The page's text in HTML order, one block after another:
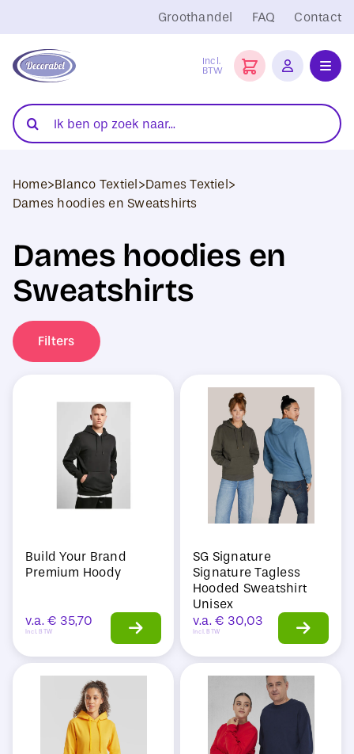
naar
inhoud
Groothandel FAQ Contact
Incl.
BTW
Folies
Transferpersen
Blanco Textiel
DTF Transfers
Zoeken
naar:
Home>Blanco Textiel>Dames Textiel>
Dames hoodies en Sweatshirts
Dames hoodies en
Sweatshirts
Filters
Build Your Brand
Premium Hoody
v.a. € 35,70
Incl. BTW
SG Signature
Signature Tagless
Hooded Sweatshirt
Unisex
v.a. € 30,03
Incl. BTW